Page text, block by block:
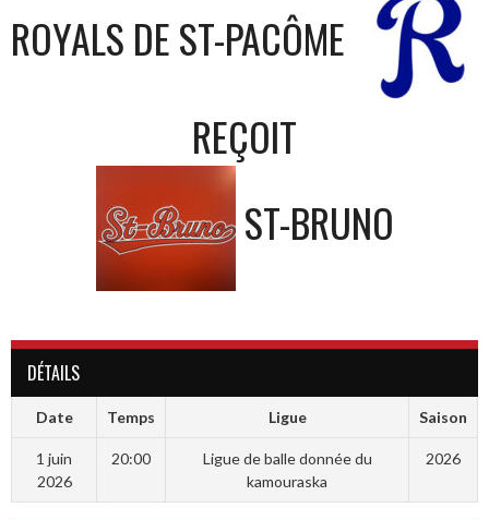
ROYALS DE ST-PACÔME
REÇOIT
ST-BRUNO
DÉTAILS
Date Temps Ligue Saison
1 juin
2026
20:00
Ligue de balle donnée du
kamouraska
2026